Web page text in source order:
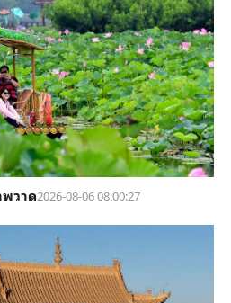
วาด2026-08-06 08:00:27